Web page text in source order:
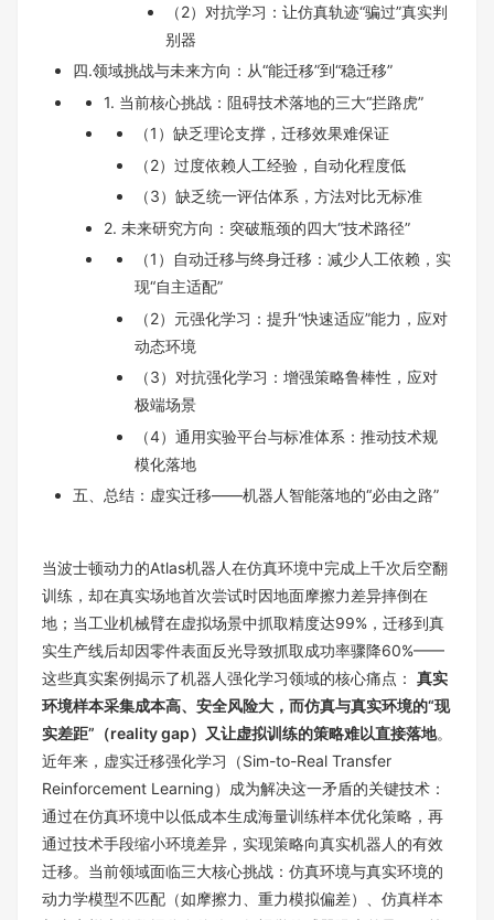
（2）对抗学习：让仿真轨迹“骗过”真实判
别器
四.领域挑战与未来方向：从“能迁移”到“稳迁移”
1. 当前核心挑战：阻碍技术落地的三大“拦路虎”
（1）缺乏理论支撑，迁移效果难保证
（2）过度依赖人工经验，自动化程度低
（3）缺乏统一评估体系，方法对比无标准
2. 未来研究方向：突破瓶颈的四大“技术路径”
（1）自动迁移与终身迁移：减少人工依赖，实
现“自主适配”
（2）元强化学习：提升“快速适应”能力，应对
动态环境
（3）对抗强化学习：增强策略鲁棒性，应对
极端场景
（4）通用实验平台与标准体系：推动技术规
模化落地
五、总结：虚实迁移——机器人智能落地的“必由之路”
当波士顿动力的Atlas机器人在仿真环境中完成上千次后空翻
训练，却在真实场地首次尝试时因地面摩擦力差异摔倒在
地；当工业机械臂在虚拟场景中抓取精度达99%，迁移到真
实生产线后却因零件表面反光导致抓取成功率骤降60%——
这些真实案例揭示了机器人强化学习领域的核心痛点： 真实
环境样本采集成本高、安全风险大，而仿真与真实环境的“现
实差距”（reality gap）又让虚拟训练的策略难以直接落地。
近年来，虚实迁移强化学习（Sim-to-Real Transfer
Reinforcement Learning）成为解决这一矛盾的关键技术：
通过在仿真环境中以低成本生成海量训练样本优化策略，再
通过技术手段缩小环境差异，实现策略向真实机器人的有效
迁移。当前领域面临三大核心挑战：仿真环境与真实环境的
动力学模型不匹配（如摩擦力、重力模拟偏差）、仿真样本